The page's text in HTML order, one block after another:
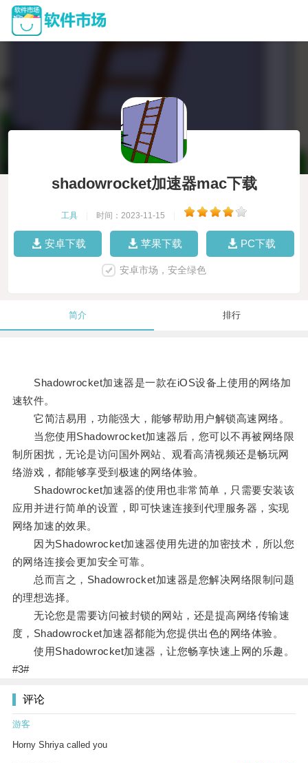
shadowrocket加速器mac下载
工具 时间：2023-11-15
安卓下载 苹果下载 PC下载
安卓市场，安全绿色
简介 排行
Shadowrocket加速器是一款在iOS设备上使用的网络加
速软件。
它简洁易用，功能强大，能够帮助用户解锁高速网络。
当您使用Shadowrocket加速器后，您可以不再被网络限
制所困扰，无论是访问国外网站、观看高清视频还是畅玩网
络游戏，都能够享受到极速的网络体验。
Shadowrocket加速器的使用也非常简单，只需要安装该
应用并进行简单的设置，即可快速连接到代理服务器，实现
网络加速的效果。
因为Shadowrocket加速器使用先进的加密技术，所以您
的网络连接会更加安全可靠。
总而言之，Shadowrocket加速器是您解决网络限制问题
的理想选择。
无论您是需要访问被封锁的网站，还是提高网络传输速
度，Shadowrocket加速器都能为您提供出色的网络体验。
使用Shadowrocket加速器，让您畅享快速上网的乐趣。
#3#
评论
游客
Horny Shriya called you